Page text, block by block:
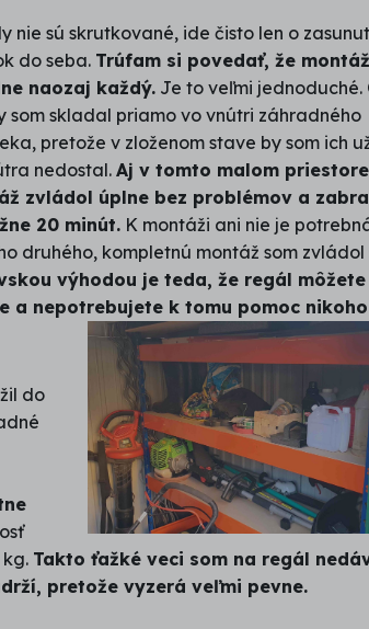
nie sú skrutkované, ide čisto len o
do seba. Trúfam si povedať, že montáž
naozaj každý. Je to veľmi jednoduché.
som skladal priamo vo vnútri záhradného
pretože v zloženom stave by som ich
nedostal. Aj v tomto malom
zvládol úplne bez problémov a
20 minút. K montáži ani nie je
druhého, kompletnú montáž som zvládol
výhodou je teda, že regál môžete
a nepotrebujete k tomu pomoc nikoho
do
Takto ťažké veci som na regál
pretože vyzerá veľmi pevne.